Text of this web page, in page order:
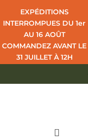
EXPÉDITIONS
INTERROMPUES DU 1er
AU 16 AOÛT
COMMANDEZ AVANT LE
31 JUILLET À 12H
